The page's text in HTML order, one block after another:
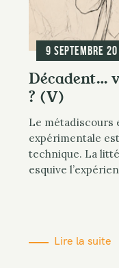
9 septembre
Décadent…
? (V)
Le métadiscours
expérimentale
technique. La
esquive
Lire la suite